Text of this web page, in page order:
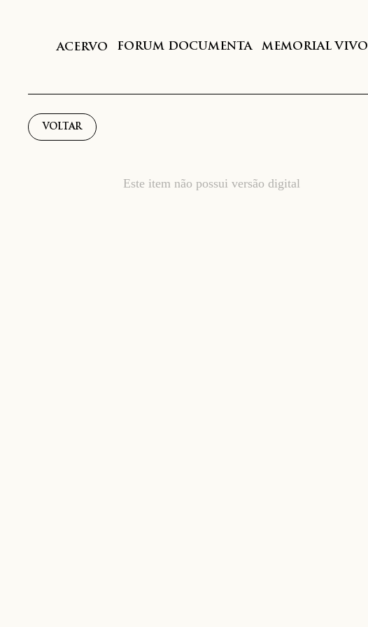
ACERVO FORUM DOCUMENTA MEMORIAL VIVO
VOLTAR
Este item não possui versão digital